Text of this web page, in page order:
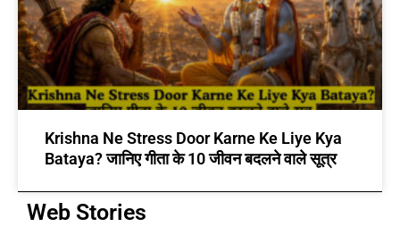
Krishna Ne Stress Door Karne Ke Liye Kya
Bataya? जानिए गीता के 10 जीवन बदलने वाले सूत्र
Web Stories